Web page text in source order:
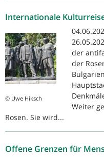
Internationale
© Uwe Hiksch
der
der
Weiter
Rosen. Sie wird...
Offene Grenzen für